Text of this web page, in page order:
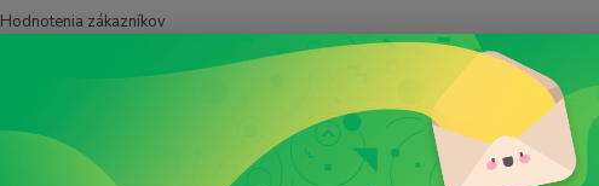
Hodnotenia zákazníkov